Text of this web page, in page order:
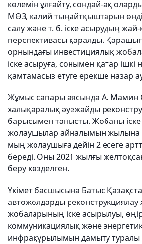
көлемін ұлғайту, сондай-ақ
МӨЗ, калий тыңайтқыштарын
салу және т. б. іске асырудың жай-
перспективасы қаралды.
орнындағы инвестициялық
іске асыруға, сонымен қатар ішкі
қамтамасыз етуге ерекше назар
Жұмыс сапары аясында А. Мамин
халықаралық әуежайды
барысымен танысты. Жобаны
жолаушылар айналымын жылына
мың жолаушыға дейін 2 есеге
береді. Оны 2021 жылғы
беру көзделген.
Үкімет басшысына Батыс
автожолдарды
жобаларының іске асырылуы,
коммуникациялық және
инфрақұрылымын дамыту туралы